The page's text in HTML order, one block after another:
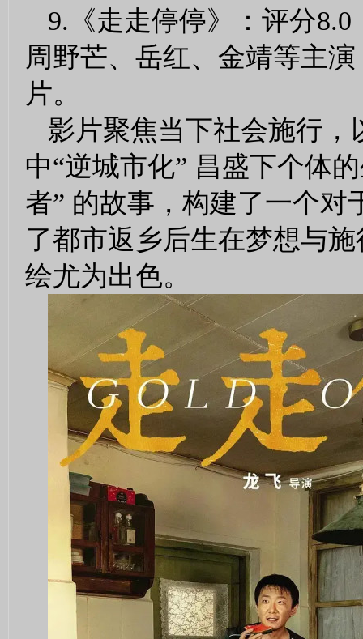
9.《走走停停》：评分
周野芒、岳红、金靖等主
片。
影片聚焦当下社会施行
中“逆城市化” 昌盛下个体
者” 的故事，构建了一个
了都市返乡后生在梦想与
绘尤为出色。